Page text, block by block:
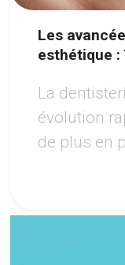
Les
esthétique :
La
évolution
de plus en